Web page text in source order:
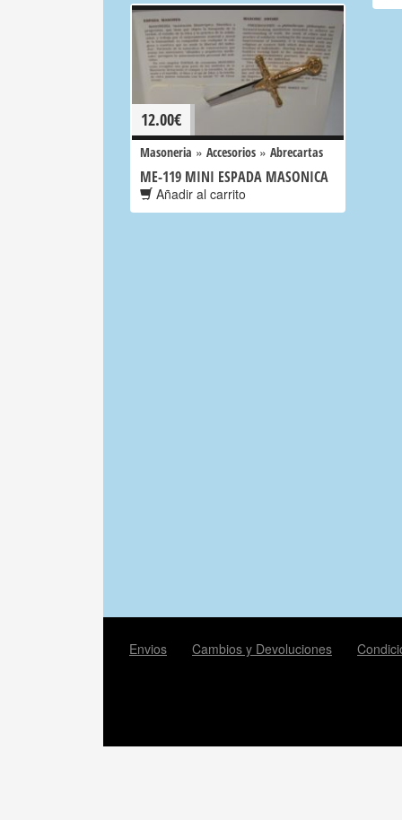
12.00€
Masoneria » Accesorios » Abrecartas
ME-119 MINI ESPADA MASONICA
Añadir al carrito
Envios Cambios y Devoluciones